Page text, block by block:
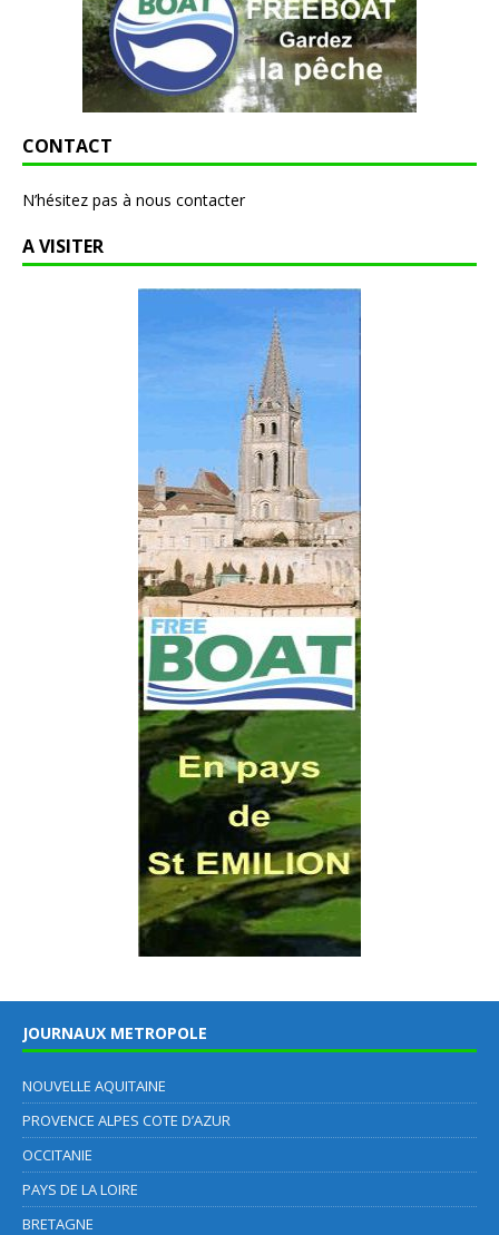
CONTACT
N’hésitez pas à nous contacter
A VISITER
JOURNAUX METROPOLE
NOUVELLE AQUITAINE
PROVENCE ALPES COTE D’AZUR
OCCITANIE
PAYS DE LA LOIRE
BRETAGNE